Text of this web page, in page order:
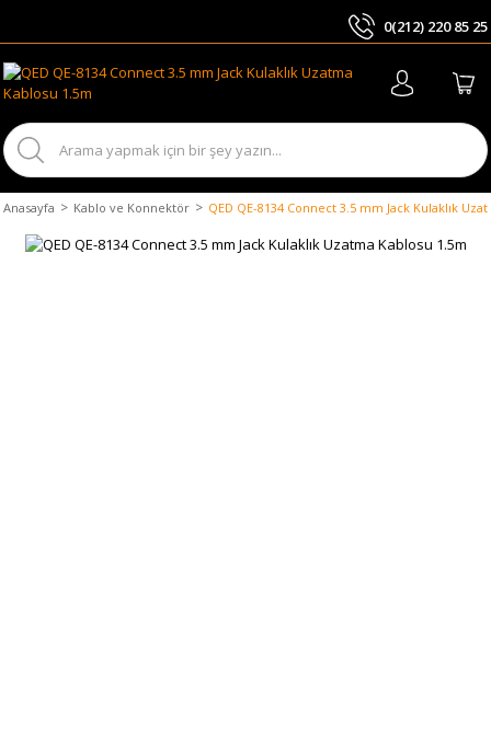
0(212) 220 85 25
Anasayfa Kablo ve Konnektör QED QE-8134 Connect 3.5 mm Jack Kulaklık